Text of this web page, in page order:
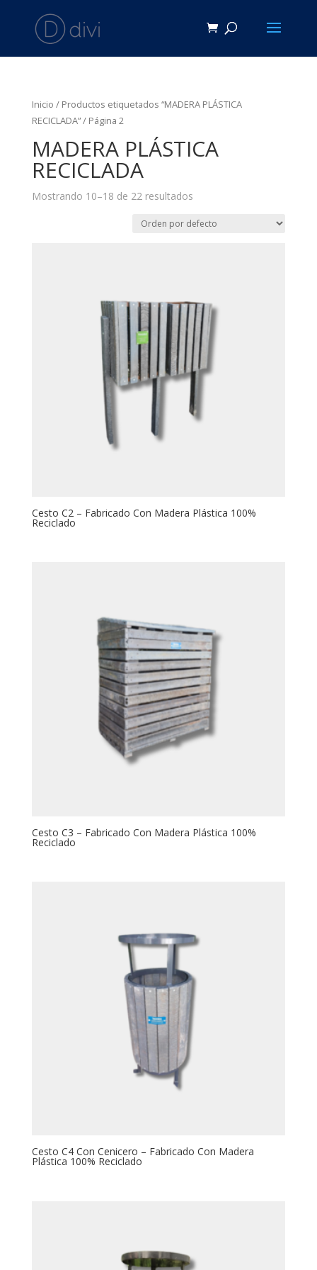
Inicio / Productos etiquetados “MADERA PLÁSTICA
RECICLADA”/ Página 2
MADERA PLÁSTICA
RECICLADA
Mostrando 10–18 de 22 resultados
Cesto C2 – Fabricado Con Madera Plástica 100%
Reciclado
Cesto C3 – Fabricado Con Madera Plástica 100%
Reciclado
Cesto C4 Con Cenicero – Fabricado Con Madera
Plástica 100% Reciclado